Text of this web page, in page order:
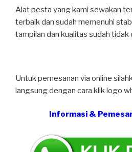
Alat pesta yang kami sewakan
terbaik dan sudah memenuhi
tampilan dan kualitas sudah tidak
Untuk pemesanan via online
langsung dengan cara klik logo
Informasi &